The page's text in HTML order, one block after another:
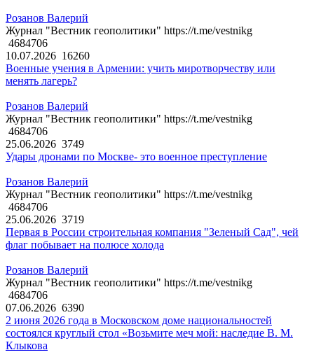
Розанов Валерий
Журнал "Вестник геополитики" https://t.me/vestnikg
4684706
10.07.2026 16260
Военные учения в Армении: учить миротворчеству или
менять лагерь?
Розанов Валерий
Журнал "Вестник геополитики" https://t.me/vestnikg
4684706
25.06.2026 3749
Удары дронами по Москве- это военное преступление
Розанов Валерий
Журнал "Вестник геополитики" https://t.me/vestnikg
4684706
25.06.2026 3719
Первая в России строительная компания "Зеленый Сад", чей
флаг побывает на полюсе холода
Розанов Валерий
Журнал "Вестник геополитики" https://t.me/vestnikg
4684706
07.06.2026 6390
2 июня 2026 года в Московском доме национальностей
состоялся круглый стол «Возьмите меч мой: наследие В. М.
Клыкова